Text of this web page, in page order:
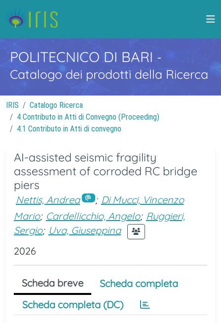
POLITECNICO DI BARI -
Catalogo dei prodotti della Ricerca
IRIS
Catalogo Ricerca
4 Contributo in Atti di Convegno (Proceeding)
4.1 Contributo in Atti di convegno
AI-assisted seismic fragility
assessment of corroded RC bridge
piers
Nettis, Andrea ; Di Mucci, Vincenzo
Mario; Cardellicchio, Angelo; Ruggieri,
Sergio; Uva, Giuseppina
2026
Scheda breve
Scheda completa
Scheda completa (DC)